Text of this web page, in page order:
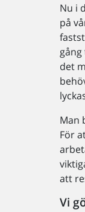
Nu i
på
det
Man
För
att
Vi